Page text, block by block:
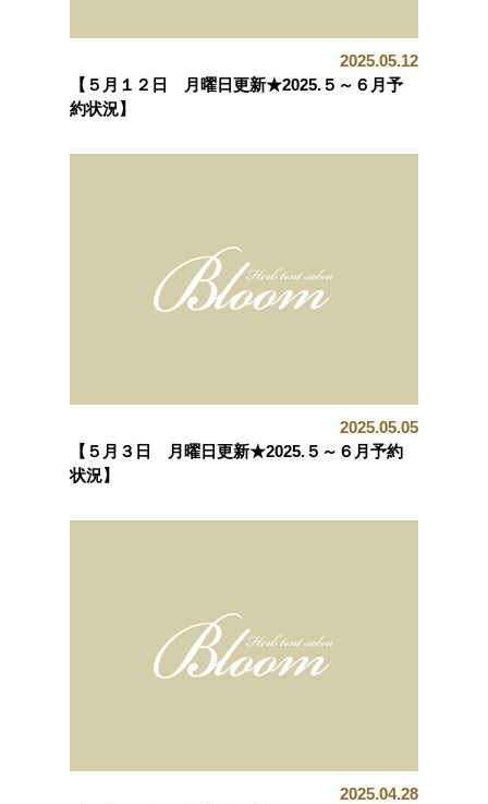
2025.05.12
【５月１２日 月曜日更新★2025.５～６月予
約状況】
2025.05.05
【５月３日 月曜日更新★2025.５～６月予約
状況】
2025.04.28